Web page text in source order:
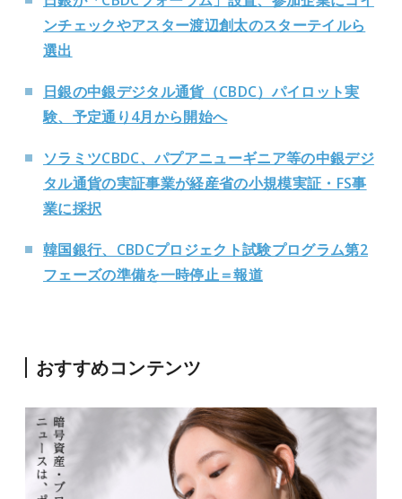
ンチェックやアスター渡辺創太のスターテイルら
選出
日銀の中銀デジタル通貨（CBDC）パイロット実
験、予定通り4月から開始へ
ソラミツCBDC、パプアニューギニア等の中銀デジ
タル通貨の実証事業が経産省の小規模実証・FS事
業に採択
韓国銀行、CBDCプロジェクト試験プログラム第2
フェーズの準備を一時停止＝報道
おすすめコンテンツ